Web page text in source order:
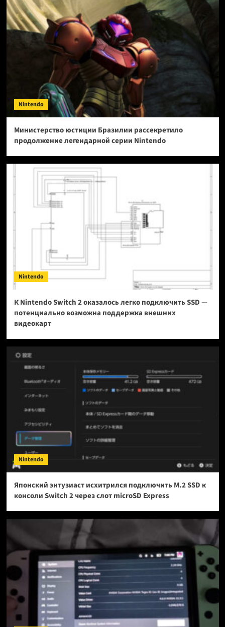
Nintendo
Министерство юстиции Бразилии рассекретило
продолжение легендарной серии Nintendo
Nintendo
К Nintendo Switch 2 оказалось легко подключить SSD —
потенциально возможна поддержка внешних
видеокарт
Nintendo
Японский энтузиаст исхитрился подключить M.2 SSD к
консоли Switch 2 через слот microSD Express